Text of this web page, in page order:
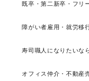
既卒・第二新卒・フリ
障がい者雇用・就労移
寿司職人になりたいな
オフィス仲介・不動産